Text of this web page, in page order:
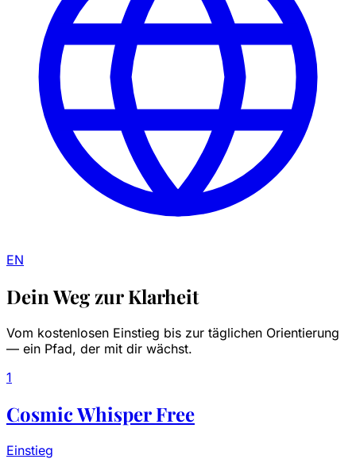
EN
Dein Weg zur Klarheit
Vom kostenlosen Einstieg bis zur täglichen Orientierung
— ein Pfad, der mit dir wächst.
1
Cosmic Whisper Free
Einstieg